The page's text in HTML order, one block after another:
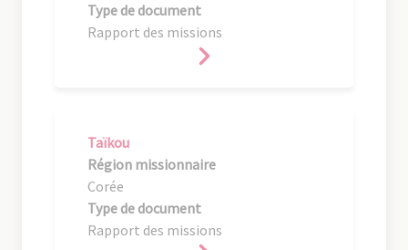
Type de document
Rapport des missions
Taïkou
Région missionnaire
Corée
Type de document
Rapport des missions